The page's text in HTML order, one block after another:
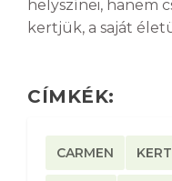
helyszínei, hanem
kertjük, a saját
CÍMKÉK:
CARMEN KERT